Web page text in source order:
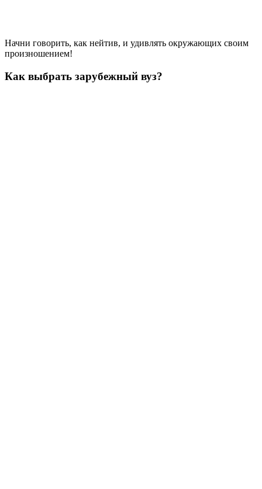
Начни говорить, как нейтив, и удивлять окружающих своим
произношением!
Как выбрать зарубежный вуз?